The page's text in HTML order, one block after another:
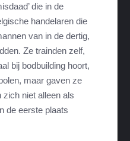
die in de
handelaren die
van in de dertig,
Ze trainden zelf,
bij bodbuilding hoort,
maar gaven ze
niet alleen als
de eerste plaats